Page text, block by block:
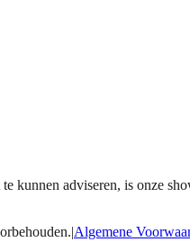
kunnen adviseren, is onze
|Algemene